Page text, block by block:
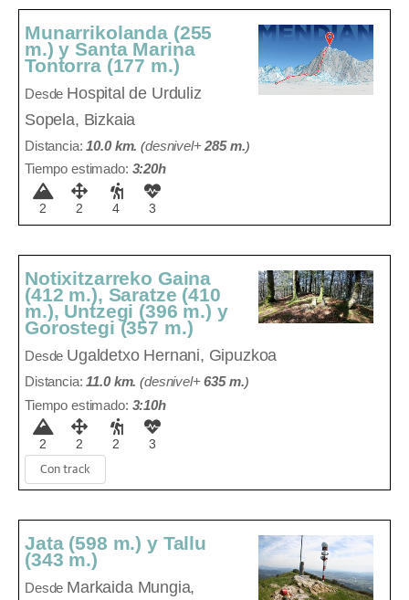
Munarrikolanda (255
m.) y Santa Marina
Tontorra (177 m.)
Desde Hospital de Urduliz
Sopela, Bizkaia
Distancia:10.0 km. (desnivel+285 m.)
Tiempo estimado: 3:20h
2 2 4 3
Notixitzarreko Gaina
(412 m.), Saratze (410
m.), Untzegi (396 m.) y
Gorostegi (357 m.)
Desde Ugaldetxo Hernani, Gipuzkoa
Distancia:11.0 km. (desnivel+635 m.)
Tiempo estimado: 3:10h
2 2 2 3
Con track
Jata (598 m.) y Tallu
(343 m.)
Desde Markaida Mungia,